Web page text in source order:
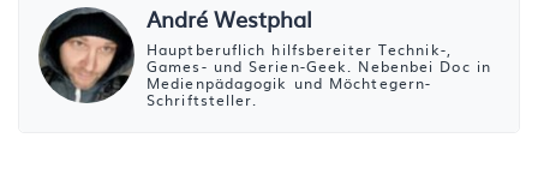
André Westphal
Hauptberuflich hilfsbereiter Technik-,
Games- und Serien-Geek. Nebenbei Doc in
Medienpädagogik und Möchtegern-
Schriftsteller.